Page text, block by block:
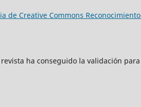
de Creative Commons
revista ha conseguido la validación